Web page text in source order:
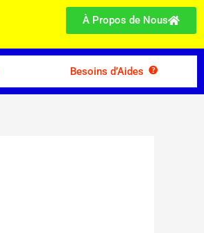
À Propos de Nous
Besoins d’Aides